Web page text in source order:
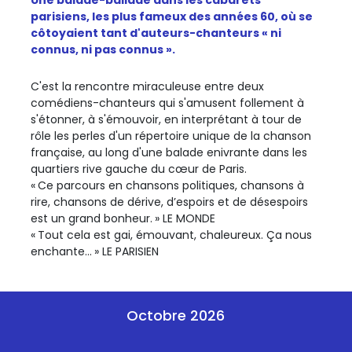
parisiens, les plus fameux des années 60, où se
côtoyaient tant d'auteurs-chanteurs « ni
connus, ni pas connus ».
C'est la rencontre miraculeuse entre deux
comédiens-chanteurs qui s'amusent follement à
s'étonner, à s'émouvoir, en interprétant à tour de
rôle les perles d'un répertoire unique de la chanson
française, au long d'une balade enivrante dans les
quartiers rive gauche du cœur de Paris.
« Ce parcours en chansons politiques, chansons à
rire, chansons de dérive, d’espoirs et de désespoirs
est un grand bonheur. » LE MONDE
« Tout cela est gai, émouvant, chaleureux. Ça nous
enchante… » LE PARISIEN
Octobre 2026